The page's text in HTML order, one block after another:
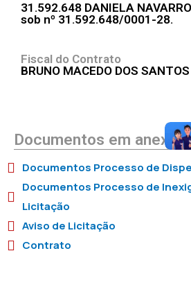
31.592.648 DANIELA
sob nº 31.592.648/0001-28.
Fiscal do Contrato
BRUNO MACEDO DOS SANTOS
Documentos em anexo
Documentos Processo de
Documentos Processo de
Licitação
Aviso de Licitação
Contrato